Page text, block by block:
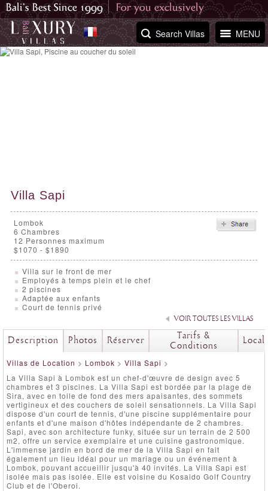
MENU
Search Villas
Villa Sapi
Lombok
6 Chambres
12 Personnes maximum
$1070 - $1890
Villa sur le front de mer
Employés à temps plein et le chef
2 piscines
Adaptée aux enfants
Court de tennis privé
VOIR TOUTES LES VILLAS
Description Photos Réserver
Tarifs &
Conditions
Villas de Location > Lombok > Villa Sapi >
La Villa Sapi à Lombok est un chef-d'œuvre de design avec 5
chambres et 3 piscines. La Villa Sapi est bordée par la plage de
Sira, avec en toile de fond des mers apaisantes, des sommets
vertigineux et des couchers de soleil sensationnels. La Villa Sapi
dispose d'un court de tennis, d'une piscine supplémentaire pour
enfants et d'une maison d'hôtes indépendante de 2 chambres.
Sapi, avec son architecture funky, située sur un terrain de 2 500
m2, offre un service exemplaire et une cuisine gastronomique.
L'immense jardin en bord de mer de la Villa Sapi en fait
également un lieu idéal pour un mariage ou un événement à
Lombok, pouvant accueillir jusqu'à 40 invités. La Villa Sapi est
isolée mais pas isolée. Elle est voisine du Kosaido Golf Country
Club et de l'Oberoi.